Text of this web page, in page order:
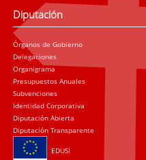
Diputación
Órganos de Gobierno
Delegaciones
Organigrama
Presupuestos Anuales
Subvenciones
Identidad Corporativa
Diputación Abierta
Diputación Transparente
EDUSI